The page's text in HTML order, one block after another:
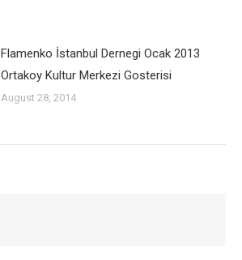
Flamenko İstanbul Dernegi Ocak 2013
Ortakoy Kultur Merkezi Gosterisi
August 28, 2014